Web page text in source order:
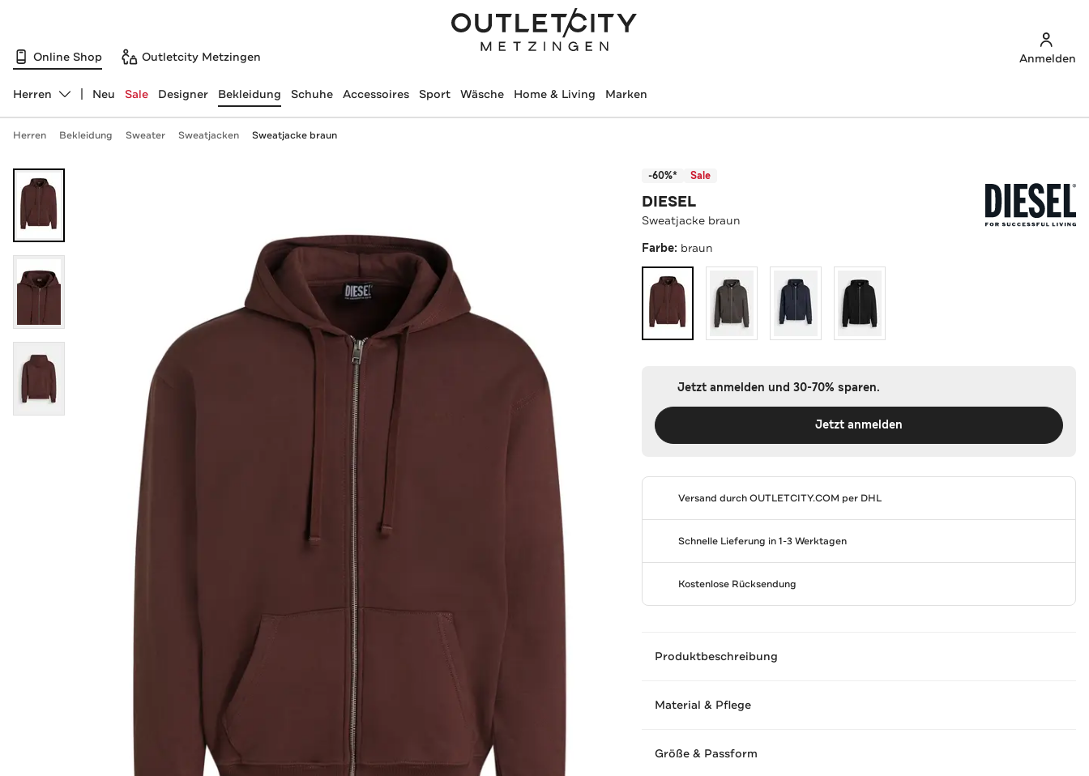
Online Shop Outletcity Metzingen Anmelden
Abteilung ändern, ausgewählt:
Herren Neu Sale Designer Bekleidung Schuhe Accessoires Sport Wäsche Home & Living Marken
Herren Bekleidung Sweater Sweatjacken Sweatjacke braun
-60%* Sale
DIESEL
Sweatjacke braun
Farbe: braun
Jetzt anmelden und 30-70% sparen.
Jetzt anmelden
Versand durchOUTLETCITY.COM per DHL
Schnelle Lieferung in 1-3 Werktagen
Kostenlose Rücksendung
Produktbeschreibung
Material & Pflege
Größe & Passform